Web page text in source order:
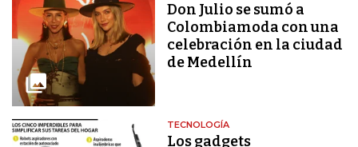
Don Julio se sumó a
Colombiamoda con una
celebración en la ciudad
de Medellín
TECNOLOGÍA
Los gadgets